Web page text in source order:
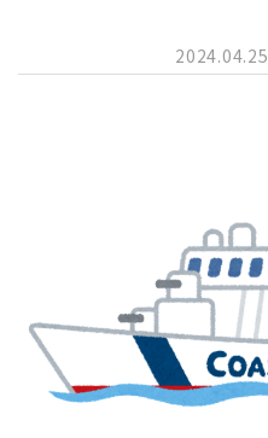
2024.04.25